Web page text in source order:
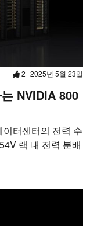
2 2025년 5월 23일
NVIDIA 800
터센터의 전력 수
랙 내 전력 분배